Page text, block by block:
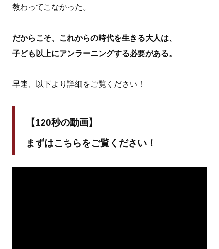
教わってこなかった。
だからこそ、これからの時代を生きる大人は、
子ども以上にアンラーニングする必要がある。
早速、以下より詳細をご覧ください！
【120秒の動画】
まずはこちらをご覧ください！